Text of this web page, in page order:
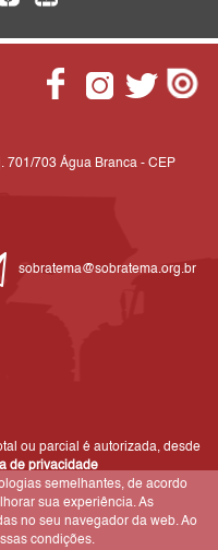
701/703 Água Branca - CEP
sobratema@sobratema.org.br
ou parcial é autorizada, desde
de privacidade
semelhantes, de acordo
sua experiência. As
no seu navegador da web. Ao
condições.